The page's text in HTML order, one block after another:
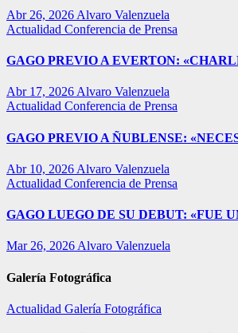
Abr 26, 2026 Alvaro Valenzuela
Actualidad Conferencia de Prensa
GAGO PREVIO A EVERTON:
Abr 17, 2026 Alvaro Valenzuela
Actualidad Conferencia de Prensa
GAGO PREVIO A ÑUBLENSE:
Abr 10, 2026 Alvaro Valenzuela
Actualidad Conferencia de Prensa
GAGO LUEGO DE SU DEBUT: «FUE
Mar 26, 2026 Alvaro Valenzuela
Galería Fotográfica
Actualidad Galería Fotográfica